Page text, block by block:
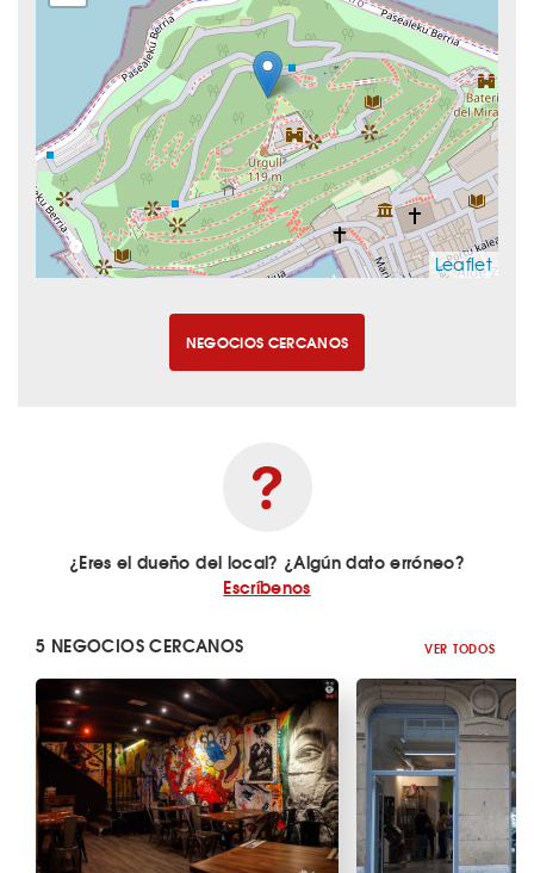
Leaflet
NEGOCIOS CERCANOS
¿Eres el dueño del local? ¿Algún dato erróneo?
Escríbenos
5 NEGOCIOS CERCANOS VER TODOS